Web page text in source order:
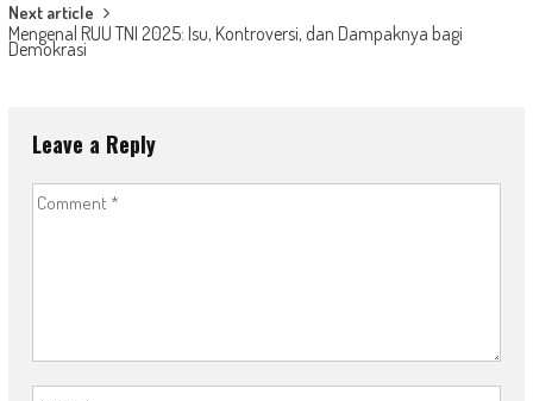
Next article
Mengenal RUU TNI 2025: Isu, Kontroversi, dan Dampaknya bagi
Demokrasi
Leave a Reply